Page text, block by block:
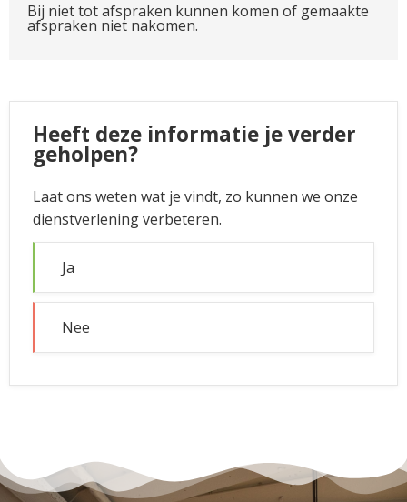
Bij niet tot afspraken kunnen komen of gemaakte
afspraken niet nakomen.
Heeft deze informatie je verder
geholpen?
Laat ons weten wat je vindt, zo kunnen we onze
dienstverlening verbeteren.
Ja
Nee